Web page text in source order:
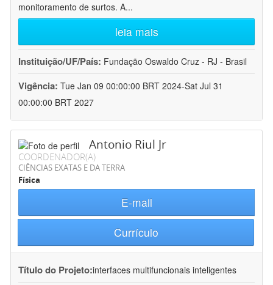
monitoramento de surtos. A...
leia mais
Instituição/UF/País: Fundação Oswaldo Cruz - RJ - Brasil
Vigência: Tue Jan 09 00:00:00 BRT 2024-Sat Jul 31
00:00:00 BRT 2027
Antonio Riul Jr
COORDENADOR(A)
CIÊNCIAS EXATAS E DA TERRA
Física
E-mail
Currículo
Título do Projeto:interfaces multifuncionais inteligentes